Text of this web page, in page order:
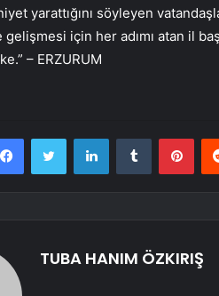
yarattığını söyleyen
için her adımı atan il
– ERZURUM
FacebookTwitter LinkedInTumblr
TUBA HANIM ÖZKIRIŞ